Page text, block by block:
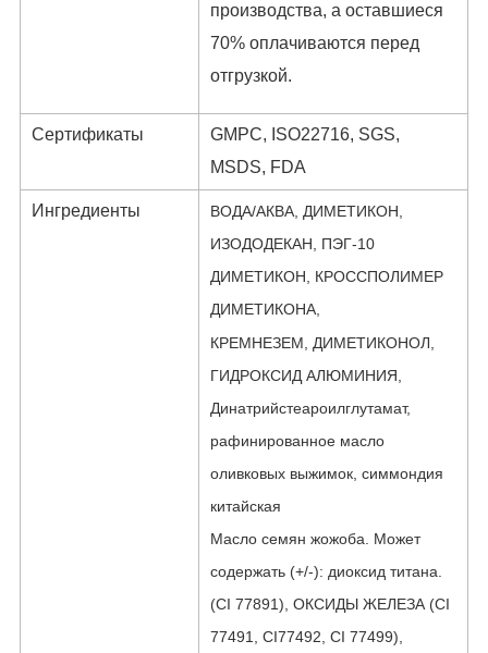
производства, а оставшиеся
70% оплачиваются перед
отгрузкой.
Сертификаты
GMPC, ISO22716, SGS,
MSDS, FDA
Ингредиенты
ВОДА/АКВА, ДИМЕТИКОН,
ИЗОДОДЕКАН, ПЭГ-10
ДИМЕТИКОН, КРОССПОЛИМЕР
ДИМЕТИКОНА,
КРЕМНЕЗЕМ, ДИМЕТИКОНОЛ,
ГИДРОКСИД АЛЮМИНИЯ,
Динатрийстеароилглутамат,
рафинированное масло
оливковых выжимок, симмондия
китайская
Масло семян жожоба. Может
содержать (+/-): диоксид титана.
(CI 77891), ОКСИДЫ ЖЕЛЕЗА (CI
77491, CI77492, CI 77499),